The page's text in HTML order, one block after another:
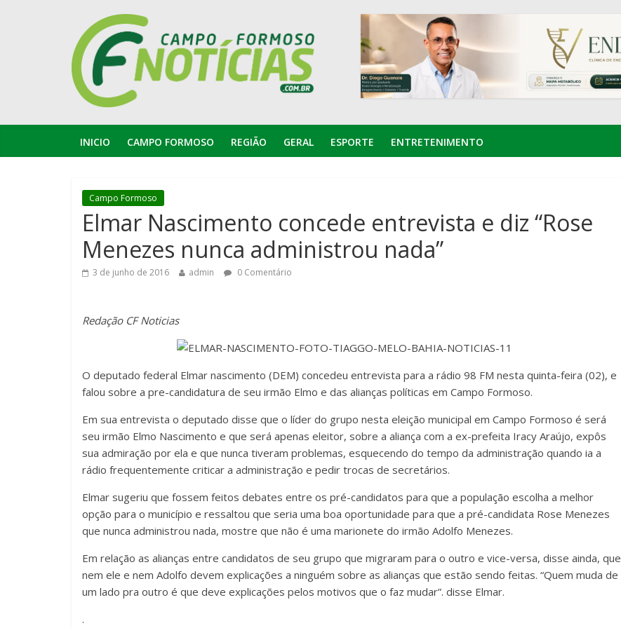
INICIO CAMPO FORMOSO REGIÃO GERAL ESPORTE ENTRETENIMENTO
Campo Formoso
Elmar Nascimento concede entrevista e diz “Rose
Menezes nunca administrou nada”
3 de junho de 2016 admin 0 Comentário
Redação CF Noticias
O deputado federal Elmar nascimento (DEM) concedeu entrevista para a rádio 98 FM nesta quinta-feira (02), e
falou sobre a pre-candidatura de seu irmão Elmo e das alianças políticas em Campo Formoso.
Em sua entrevista o deputado disse que o líder do grupo nesta eleição municipal em Campo Formoso é será
seu irmão Elmo Nascimento e que será apenas eleitor, sobre a aliança com a ex-prefeita Iracy Araújo, expôs
sua admiração por ela e que nunca tiveram problemas, esquecendo do tempo da administração quando ia a
rádio frequentemente criticar a administração e pedir trocas de secretários.
Elmar sugeriu que fossem feitos debates entre os pré-candidatos para que a população escolha a melhor
opção para o município e ressaltou que seria uma boa oportunidade para que a pré-candidata Rose Menezes
que nunca administrou nada, mostre que não é uma marionete do irmão Adolfo Menezes.
Em relação as alianças entre candidatos de seu grupo que migraram para o outro e vice-versa, disse ainda, que
nem ele e nem Adolfo devem explicações a ninguém sobre as alianças que estão sendo feitas. “Quem muda de
um lado pra outro é que deve explicações pelos motivos que o faz mudar”. disse Elmar.
.